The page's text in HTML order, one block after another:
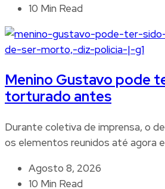
10 Min Read
Menino Gustavo pode
torturado antes
Durante coletiva de imprensa, o
os elementos reunidos até agora
Agosto 8, 2026
10 Min Read